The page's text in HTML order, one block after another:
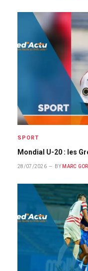
SPORT
Mondial U-20 : les
28/07/2026 BY MARC